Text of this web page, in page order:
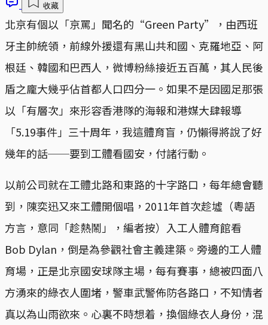
收藏
北京有個以「京罵」聞名的“Green Party”，由西班
牙主帥統領，前線外援還有黑山共和國、克羅地亞、阿
根廷、韓國和巴西人，微博粉絲接近五百萬，其人民後
盾之龐大幾乎佔首都人口四分一。如果不是因國足那張
以「有層次」來形容香港隊的海報和港媒大肆報導
「5.19事件」三十周年，我這體育盲，仍懶得將說了好
幾年的話──要到工體看國安，付諸行動。
以前公司就在工體北路和東路的十字路口，每年總會聽
到，陳奕迅又來工體開個唱，2011年首次趁墟（粵語
方言，意同「趁熱鬧」，編者按）入工人體育館看
Bob Dylan，倒是為參觀社會主義建築。旁邊的工人體
育場，正是北京國安球隊主場，每有賽事，總被四面八
方湧來的綠衣人圍堵，警車武警佈防各路口，不知情者
真以為山雨欲來。心裏不時想着，換個綠衣人身份，混